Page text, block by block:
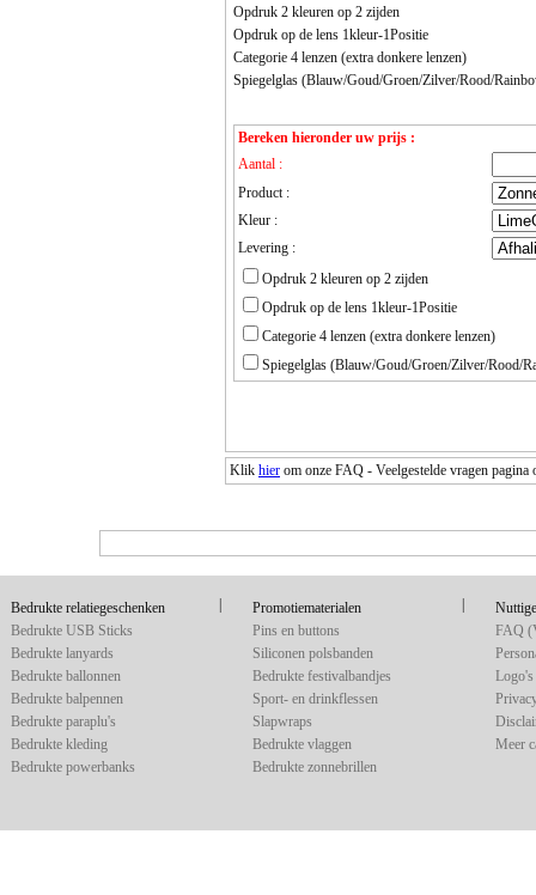
Opdruk 2 kleuren op 2 zijden
Opdruk op de lens 1kleur-1Positie
Categorie 4 lenzen (extra donkere lenzen)
Spiegelglas (Blauw/Goud/Groen/Zilver/Rood/
Bereken hieronder uw prijs :
Aantal :
Product :
Kleur :
Levering :
Opdruk 2 kleuren op 2 zijden
Opdruk op de lens 1kleur-1Positie
Categorie 4 lenzen (extra donkere lenzen)
Spiegelglas (Blauw/Goud/Groen/Zilver/Rood/
Klik hier om onze FAQ - Veelgestelde vragen
Bedrukte relatiegeschenken
Bedrukte USB Sticks
Bedrukte lanyards
Bedrukte ballonnen
Bedrukte balpennen
Bedrukte paraplu's
Bedrukte kleding
Bedrukte powerbanks
Promotiematerialen
Pins en buttons
Siliconen polsbanden
Bedrukte festivalbandjes
Sport- en drinkflessen
Slapwraps
Bedrukte vlaggen
Bedrukte zonnebrillen
FAQ
Logo's
Meer